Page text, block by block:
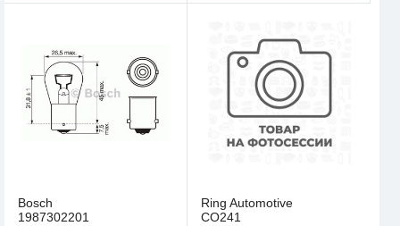
Bosch
1987302201
Ring Automotive
CO241